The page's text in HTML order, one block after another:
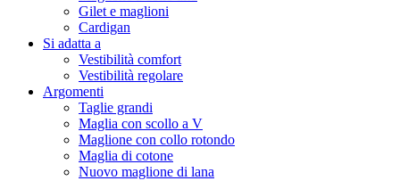
Gilet e maglioni
Cardigan
Si adatta a
Vestibilità comfort
Vestibilità regolare
Argomenti
Taglie grandi
Maglia con scollo a V
Maglione con collo rotondo
Maglia di cotone
Nuovo maglione di lana